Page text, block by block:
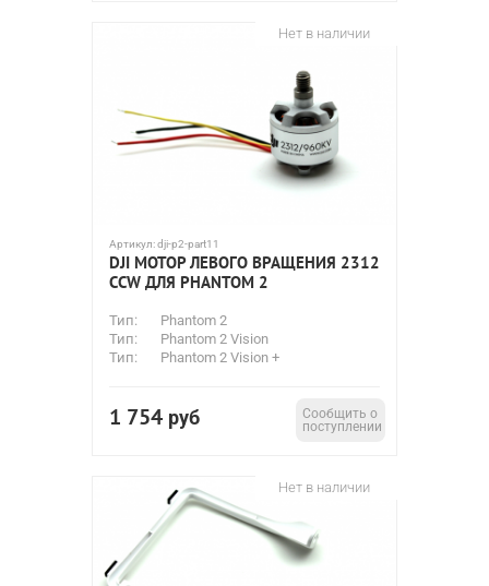
Нет в наличии
Артикул:dji-p2-part11
DJI МОТОР ЛЕВОГО ВРАЩЕНИЯ 2312
CCW ДЛЯ PHANTOM 2
Тип:
Phantom 2
Тип:
Phantom 2 Vision
Тип:
Phantom 2 Vision +
1 754 руб
Сообщить о
поступлении
Нет в наличии